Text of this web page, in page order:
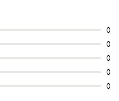
0
0
0
0
0